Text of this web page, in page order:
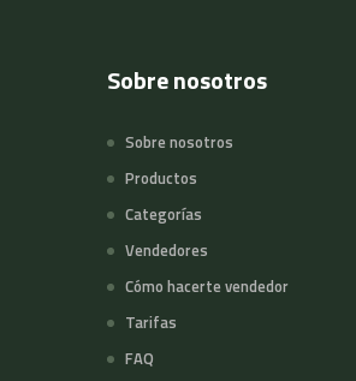
Sobre nosotros
Sobre nosotros
Productos
Categorías
Vendedores
Cómo hacerte vendedor
Tarifas
FAQ